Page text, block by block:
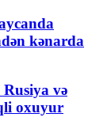
kənarda
Rusiya və
oxuyur